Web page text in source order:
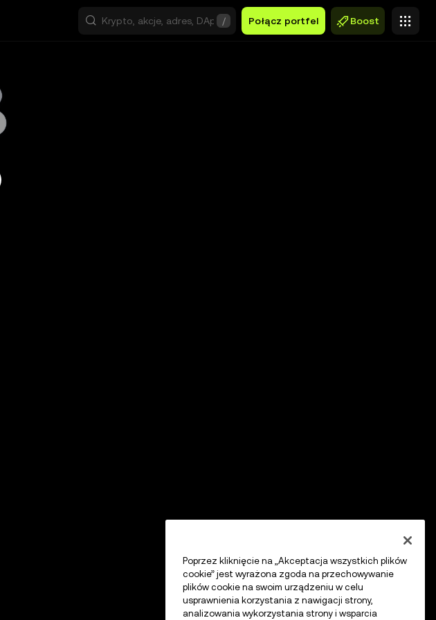
/ Połącz portfel Boost
Poprzez kliknięcie na „Akceptacja wszystkich plików
cookie” jest wyrażona zgoda na przechowywanie
plików cookie na swoim urządzeniu w celu
usprawnienia korzystania z nawigacji strony,
analizowania wykorzystania strony i wsparcia